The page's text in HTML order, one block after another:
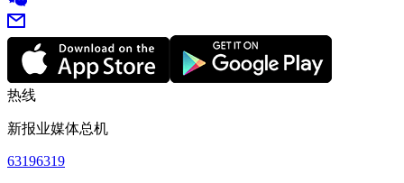
热线
新报业媒体总机
63196319